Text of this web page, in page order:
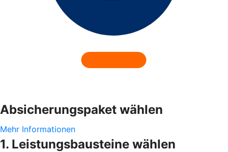
Absicherungspaket wählen
Mehr Informationen
1. Leistungsbausteine wählen